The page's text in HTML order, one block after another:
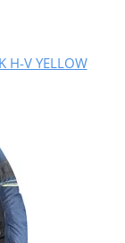
H-V YELLOW